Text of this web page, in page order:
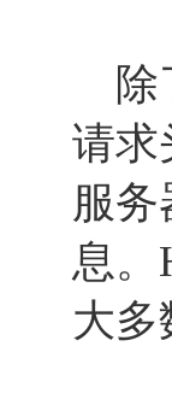
除
请求
服
息。
大多